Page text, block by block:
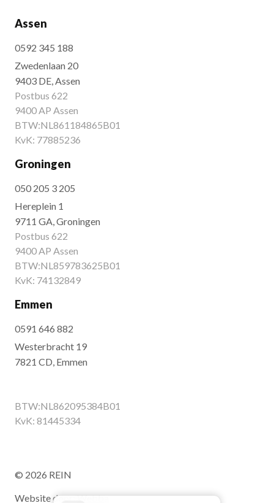
Assen
0592 345 188
Zwedenlaan 20
9403 DE, Assen
Postbus 622
9400 AP Assen
BTW:NL861184865B01
KvK: 77885236
Groningen
050 205 3 205
Hereplein 1
9711 GA, Groningen
Postbus 622
9400 AP Assen
BTW:NL859783625B01
KvK: 74132849
Emmen
0591 646 882
Westerbracht 19
7821 CD, Emmen
BTW:NL862095384B01
KvK: 81445334
© 2026 REIN
Website door:Webba